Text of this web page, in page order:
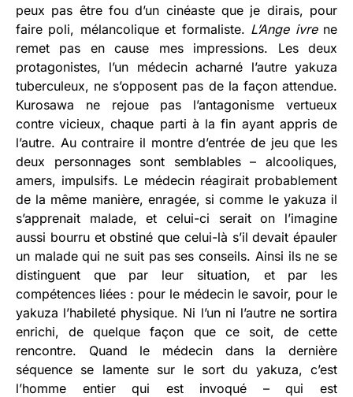
peux pas être fou d’un cinéaste que je dirais, pour
faire poli, mélancolique et formaliste. L’Ange ivrene
remet pas en cause mes impressions. Les deux
protagonistes, l’un médecin acharné l’autre yakuza
tuberculeux, ne s’opposent pas de la façon attendue.
Kurosawa ne rejoue pas l’antagonisme vertueux
contre vicieux, chaque parti à la fin ayant appris de
l’autre. Au contraire il montre d’entrée de jeu que les
deux personnages sont semblables – alcooliques,
amers, impulsifs. Le médecin réagirait probablement
de la même manière, enragée, si comme le yakuza il
s’apprenait malade, et celui-ci serait on l’imagine
aussi bourru et obstiné que celui-là s’il devait épauler
un malade qui ne suit pas ses conseils. Ainsi ils ne se
distinguent que par leur situation, et par les
compétences liées : pour le médecin le savoir, pour le
yakuza l’habileté physique. Ni l’un ni l’autre ne sortira
enrichi, de quelque façon que ce soit, de cette
rencontre. Quand le médecin dans la dernière
séquence se lamente sur le sort du yakuza, c’est
l’homme entier qui est invoqué – qui est